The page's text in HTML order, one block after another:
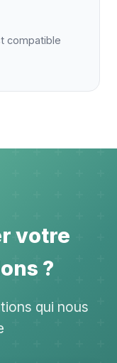
compatible
votre
?
qui nous